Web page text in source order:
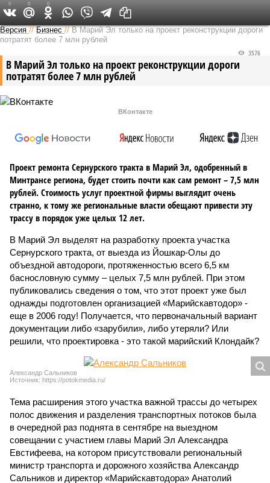
Версия в Чувашии
Версия //Бизнес //В Марий Эл только на проект реконструкции дороги
потратят более 7 млн рублей
В Марий Эл только на проект реконструкции дороги
потратят более 7 млн рублей
3576
ВКонтакте
Проект ремонта Сернурского тракта в Марий Эл, одобренный в
Минтрансе региона, будет стоить почти как сам ремонт – 7,5 млн
рублей. Стоимость услуг проектной фирмы выглядит очень
странно, к тому же региональные власти обещают привести эту
трассу в порядок уже целых 12 лет.
В Марий Эл выделят на разработку проекта участка
Сернурского тракта, от выезда из Йошкар-Олы до
объездной автодороги, протяженностью всего 6,5 км
баснословную сумму – целых 7,5 млн рублей. При этом
публиковались сведения о том, что этот проект уже был
однажды подготовлен организацией «Марийскавтодор» -
еще в 2006 году! Получается, что первоначальный вариант
документации либо «зарубили», либо утеряли? Или
решили, что проектировка - это такой марийский Клондайк?
Александр Сальников
Источник: https://potokmedia.ru/
Тема расширения этого участка важной трассы до четырех
полос движения и разделения транспортных потоков была
в очередной раз поднята в сентябре на выездном
совещании с участием главы Марий Эл Александра
Евстифеева, на котором присутствовали региональный
министр транспорта и дорожного хозяйства Александр
Сальников и директор «Марийскавтодора» Анатолий
0 0 0